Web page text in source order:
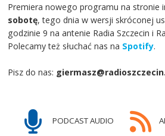
Premiera nowego programu na stronie
sobotę, tego dnia w wersji skróconej
godzinie 9 na antenie Radia Szczecin i
Polecamy też słuchać nas na Spotify.
Pisz do nas:
PODCAST AUDIO